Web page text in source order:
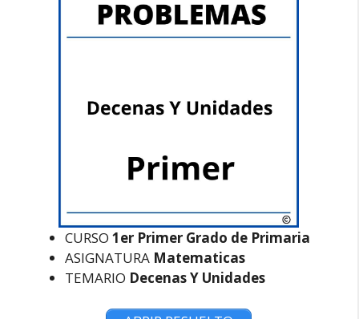
CURSO 1er Primer Grado de Primaria
ASIGNATURA Matematicas
TEMARIO Decenas Y Unidades